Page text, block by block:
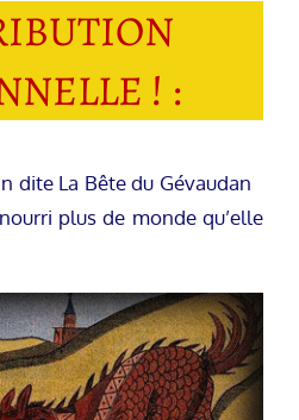
! :
dite La Bête du Gévaudan
plus de monde qu’elle